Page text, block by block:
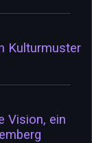
Kulturmuster
Vision, ein